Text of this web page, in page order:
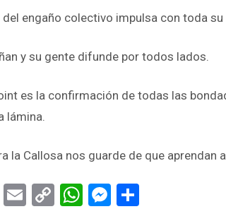
del engaño colectivo impulsa con toda
y su gente difunde por todos lados.
es la confirmación de todas las
lámina.
la Callosa nos guarde de que aprendan
EmailCopyWhatsApp
Messenger
Share